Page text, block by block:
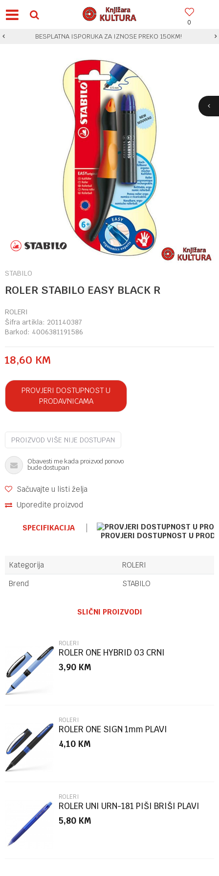
0
BESPLATNA ISPORUKA ZA IZNOSE PREKO 150KM!
STABILO
ROLER STABILO EASY BLACK R
ROLERI
Šifra artikla: 201140387
Barkod: 4006381191586
18,60 KM
PROVJERI DOSTUPNOST U
PRODAVNICAMA
PROIZVOD VIŠE NIJE DOSTUPAN
Obavesti me kada proizvod ponovo
bude dostupan
Sačuvajte u listi želja
Uporedite proizvod
SPECIFIKACIJA
PROVJERI DOSTUPNOST U
Kategorija
ROLERI
Brend
STABILO
Poruka
POŠALJI
SLIČNI PROIZVODI
ROLERI
ROLER ONE HYBRID 03 CRNI
3,90 KM
ROLERI
ROLER ONE SIGN 1mm PLAVI
4,10 KM
ROLERI
ROLER UNI URN-181 PIŠI BRIŠI PLAVI
5,80 KM